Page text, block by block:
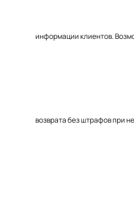
информации клиентов.
возврата без штрафов при